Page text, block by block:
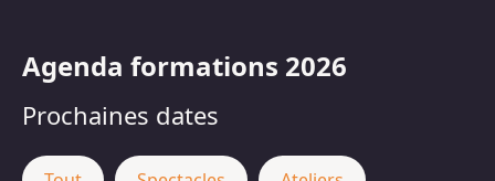
Agenda formations 2026
Prochaines dates